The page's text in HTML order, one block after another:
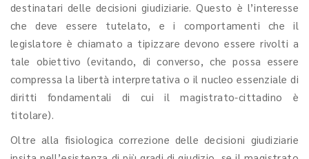
destinatari delle decisioni giudiziarie. Questo è l’interesse
che deve essere tutelato, e i comportamenti che il
legislatore è chiamato a tipizzare devono essere rivolti a
tale obiettivo (evitando, di converso, che possa essere
compressa la libertà interpretativa o il nucleo essenziale di
diritti fondamentali di cui il magistrato-cittadino è
titolare).
Oltre alla fisiologica correzione delle decisioni giudiziarie